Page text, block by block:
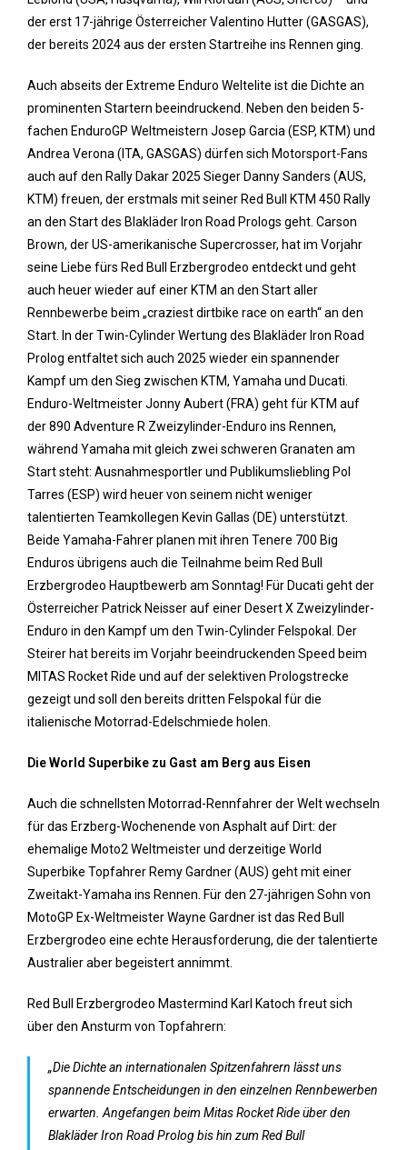
der erst 17-jährige Österreicher Valentino Hutter (GASGAS),
der bereits 2024 aus der ersten Startreihe ins Rennen ging.
Auch abseits der Extreme Enduro Weltelite ist die Dichte an
prominenten Startern beeindruckend. Neben den beiden 5-
fachen EnduroGP Weltmeistern Josep Garcia (ESP, KTM) und
Andrea Verona (ITA, GASGAS) dürfen sich Motorsport-Fans
auch auf den Rally Dakar 2025 Sieger Danny Sanders (AUS,
KTM) freuen, der erstmals mit seiner Red Bull KTM 450 Rally
an den Start des Blakläder Iron Road Prologs geht. Carson
Brown, der US-amerikanische Supercrosser, hat im Vorjahr
seine Liebe fürs Red Bull Erzbergrodeo entdeckt und geht
auch heuer wieder auf einer KTM an den Start aller
Rennbewerbe beim „craziest dirtbike race on earth“ an den
Start. In der Twin-Cylinder Wertung des Blakläder Iron Road
Prolog entfaltet sich auch 2025 wieder ein spannender
Kampf um den Sieg zwischen KTM, Yamaha und Ducati.
Enduro-Weltmeister Jonny Aubert (FRA) geht für KTM auf
der 890 Adventure R Zweizylinder-Enduro ins Rennen,
während Yamaha mit gleich zwei schweren Granaten am
Start steht: Ausnahmesportler und Publikumsliebling Pol
Tarres (ESP) wird heuer von seinem nicht weniger
talentierten Teamkollegen Kevin Gallas (DE) unterstützt.
Beide Yamaha-Fahrer planen mit ihren Tenere 700 Big
Enduros übrigens auch die Teilnahme beim Red Bull
Erzbergrodeo Hauptbewerb am Sonntag! Für Ducati geht der
Österreicher Patrick Neisser auf einer Desert X Zweizylinder-
Enduro in den Kampf um den Twin-Cylinder Felspokal. Der
Steirer hat bereits im Vorjahr beeindruckenden Speed beim
MITAS Rocket Ride und auf der selektiven Prologstrecke
gezeigt und soll den bereits dritten Felspokal für die
italienische Motorrad-Edelschmiede holen.
Die World Superbike zu Gast am Berg aus Eisen
Auch die schnellsten Motorrad-Rennfahrer der Welt wechseln
für das Erzberg-Wochenende von Asphalt auf Dirt: der
ehemalige Moto2 Weltmeister und derzeitige World
Superbike Topfahrer Remy Gardner (AUS) geht mit einer
Zweitakt-Yamaha ins Rennen. Für den 27-jährigen Sohn von
MotoGP Ex-Weltmeister Wayne Gardner ist das Red Bull
Erzbergrodeo eine echte Herausforderung, die der talentierte
Australier aber begeistert annimmt.
Red Bull Erzbergrodeo Mastermind Karl Katoch freut sich
über den Ansturm von Topfahrern:
„Die Dichte an internationalen Spitzenfahrern lässt uns
spannende Entscheidungen in den einzelnen Rennbewerben
erwarten. Angefangen beim Mitas Rocket Ride über den
Blakläder Iron Road Prolog bis hin zum Red Bull